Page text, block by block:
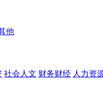
他
社会人文 财务财经 人力资